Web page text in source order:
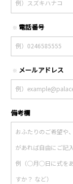
※ 電話番号
※ メールアドレス
備考欄